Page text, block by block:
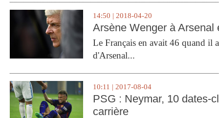
14:50 | 2018-04-20
Arsène Wenger à Arsenal
Le Français en avait 46 quand il
d'Arsenal...
10:11 | 2017-08-04
PSG : Neymar, 10 dates-
carrière